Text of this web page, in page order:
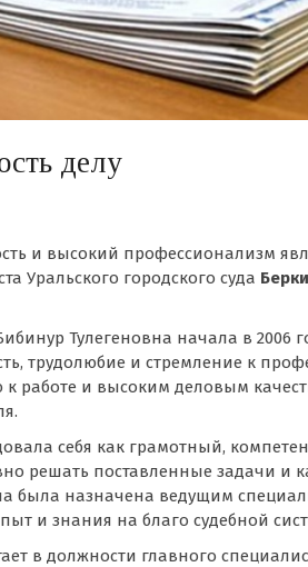
делу
и высокий профессионализм
Уральского городского суда
Тулегеновна начала в 2006
трудолюбие и стремление к
работе и высоким деловым
себя как грамотный,
решать поставленные задачи и
была назначена ведущим
и знания на благо судебной
в должности главного